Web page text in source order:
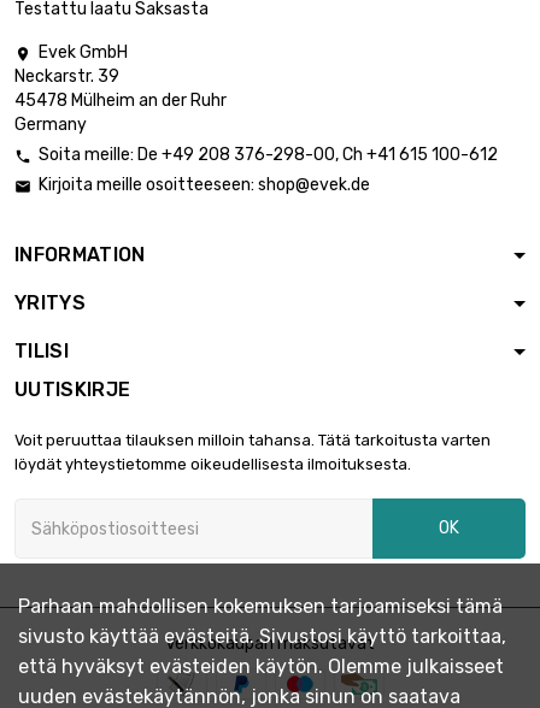
Testattu laatu Saksasta

Evek GmbH
Neckarstr. 39
45478 Mülheim an der Ruhr
Germany
 Soita meille: De +49 208 376-298-00, Ch +41 615 100-612
 Kirjoita meille osoitteeseen: shop@evek.de
INFORMATION
YRITYS
TILISI
UUTISKIRJE
Voit peruuttaa tilauksen milloin tahansa. Tätä tarkoitusta varten
löydät yhteystietomme oikeudellisesta ilmoituksesta.
OK
Verkkokaupan maksutavat
Parhaan mahdollisen kokemuksen tarjoamiseksi tämä
sivusto käyttää evästeitä. Sivustosi käyttö tarkoittaa,
että hyväksyt evästeiden käytön. Olemme julkaisseet
uuden evästekäytännön, jonka sinun on saatava